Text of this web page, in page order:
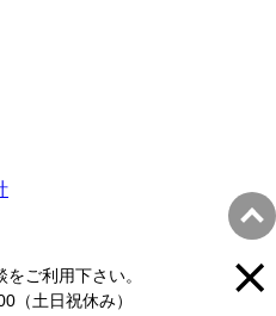
ご利用下さい。
（土日祝休み）
みませんか？
まとめ